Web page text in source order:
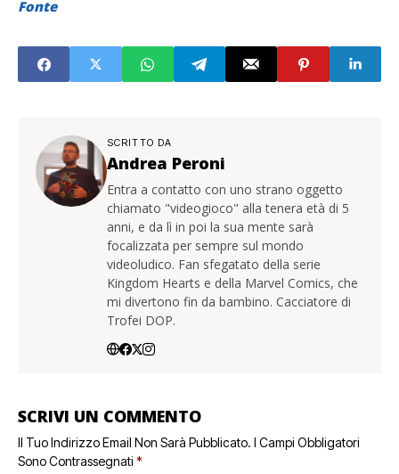
Fonte
SCRITTO DA
Andrea Peroni
Entra a contatto con uno strano oggetto
chiamato "videogioco" alla tenera età di 5
anni, e da lì in poi la sua mente sarà
focalizzata per sempre sul mondo
videoludico. Fan sfegatato della serie
Kingdom Hearts e della Marvel Comics, che
mi divertono fin da bambino. Cacciatore di
Trofei DOP.
SCRIVI UN COMMENTO
Il Tuo Indirizzo Email Non Sarà Pubblicato. I Campi Obbligatori
Sono Contrassegnati *